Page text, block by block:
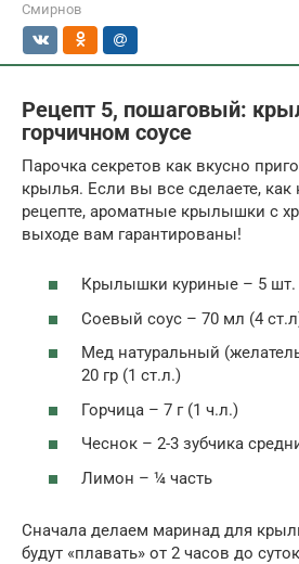
Смирнов
Рецепт 5, пошаговый:
горчичном соусе
Парочка секретов как вкусно
крылья. Если вы все сделаете, как
рецепте, ароматные крылышки с
выходе вам гарантированы!
Крылышки куриные – 5 шт.
Соевый соус – 70 мл (4
Мед натуральный
20 гр (1 ст.л.)
Горчица – 7 г (1 ч.л.)
Чеснок – 2-3 зубчика
Лимон – ¼ часть
Сначала делаем маринад для
будут «плавать» от 2 часов до